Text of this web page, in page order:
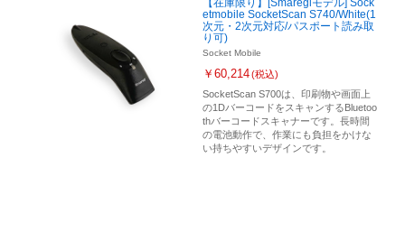
etmobile SocketScan S740/White(1
次元・2次元対応/パスポート読み取
り可)
Socket Mobile
￥60,214(税込)
SocketScan S700は、印刷物や画面上
の1DバーコードをスキャンするBluetoo
thバーコードスキャナーです。長時間
の電池動作で、作業にも負担をかけな
い持ちやすいデザインです。